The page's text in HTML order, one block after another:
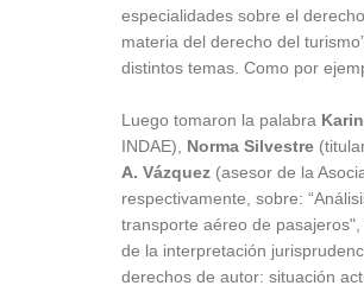
especialidades sobre el
materia del derecho del
distintos temas. Como por
Luego tomaron la palabra
INDAE), Norma Silvestre
A. Vázquez (asesor de la
respectivamente, sobre:
transporte aéreo de
de la interpretación
derechos de autor: situación